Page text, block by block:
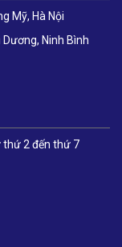
Mỹ, Hà Nội
Dương, Ninh Bình
thứ 2 đến thứ 7